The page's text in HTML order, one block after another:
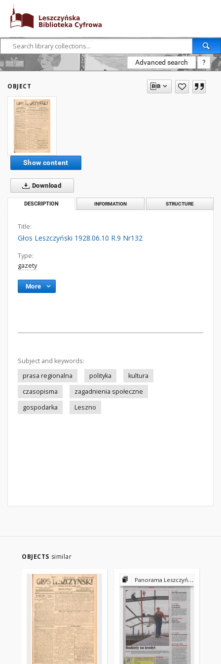
Advanced search ?
OBJECT
Show content
Download
DESCRIPTION INFORMATION STRUCTURE
Title:
Głos Leszczyński 1928.06.10 R.9 Nr132
Type:
gazety
More
Subject and keywords:
prasa regionalna
polityka
kultura
czasopisma
zagadnienia społeczne
gospodarka
Leszno
OBJECTS similar
Panorama Leszczyńska 2002